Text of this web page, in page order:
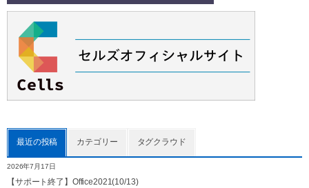
最近の投稿 カテゴリー タグクラウド
2026年7月17日
【サポート終了】Office2021(10/13)